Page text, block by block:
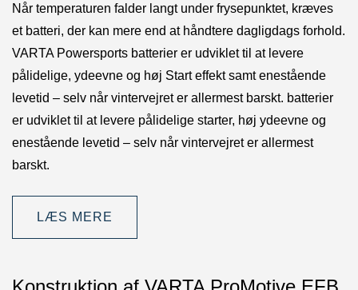
Når temperaturen falder langt under frysepunktet, kræves
et batteri, der kan mere end at håndtere dagligdags forhold.
VARTA Powersports batterier er udviklet til at levere
pålidelige, ydeevne og høj Start effekt samt enestående
levetid – selv når vintervejret er allermest barskt. batterier
er udviklet til at levere pålidelige starter, høj ydeevne og
enestående levetid – selv når vintervejret er allermest
barskt.
LÆS MERE